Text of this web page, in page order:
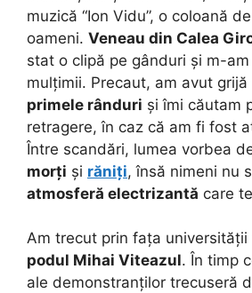
muzică “Ion Vidu”, o coloană
oameni. Veneau din Calea
stat o clipă pe gânduri și m-
mulțimii. Precaut, am avut grijă
primele rânduri și îmi căutam
retragere, în caz că am fi fost
Între scandări, lumea vorbea
morți și răniți, însă nimeni nu
atmosferă electrizantă care
Am trecut prin fața universității
podul Mihai Viteazul. În timp
ale demonstranților trecuseră